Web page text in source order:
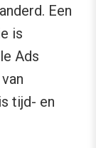
Een
is
Ads
tijd- en